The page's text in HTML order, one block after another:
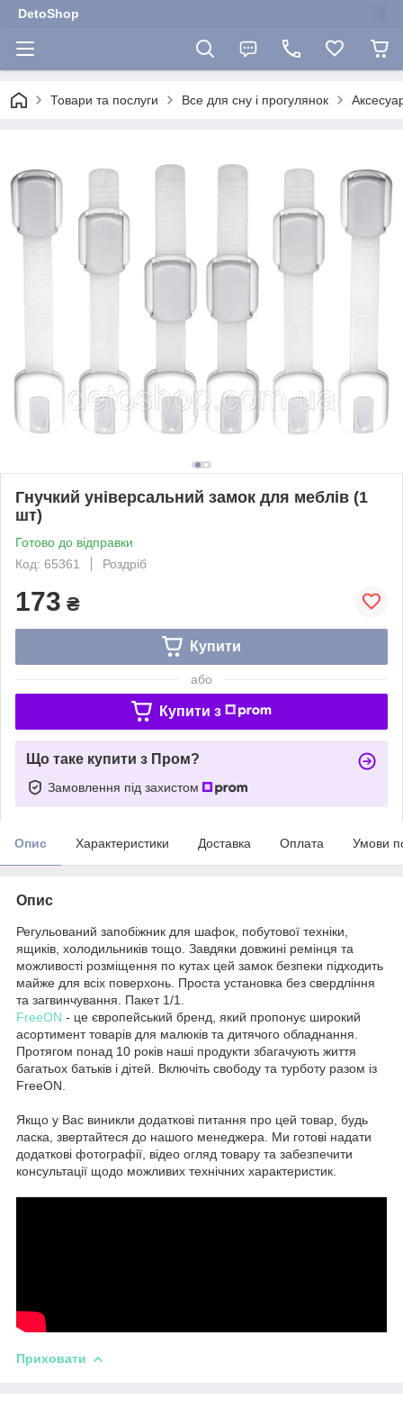
DetoShop
Товари та послуги Все для сну і прогулянок
Гнучкий універсальний замок для меблів (1
шт)
Готово до відправки
Код: 65361
Роздріб
173 ₴
Купити
або
Купити з
Що таке купити з Пром?
Замовлення під захистом
Опис Характеристики Доставка Оплата Умови
Опис
Регульований запобіжник для шафок, побутової техніки,
ящиків, холодильників тощо. Завдяки довжині ремінця та
можливості розміщення по кутах цей замок безпеки підходить
майже для всіх поверхонь. Проста установка без свердління
та загвинчування. Пакет 1/1.
FreeON - це європейський бренд, який пропонує широкий
асортимент товарів для малюків та дитячого обладнання.
Протягом понад 10 років наші продукти збагачують життя
багатьох батьків і дітей. Включіть свободу та турботу разом із
FreeON.
Якщо у Вас виникли додаткові питання про цей товар, будь
ласка, звертайтеся до нашого менеджера. Ми готові надати
додаткові фотографії, відео огляд товару та забезпечити
консультації щодо можливих технічних характеристик.
Приховати